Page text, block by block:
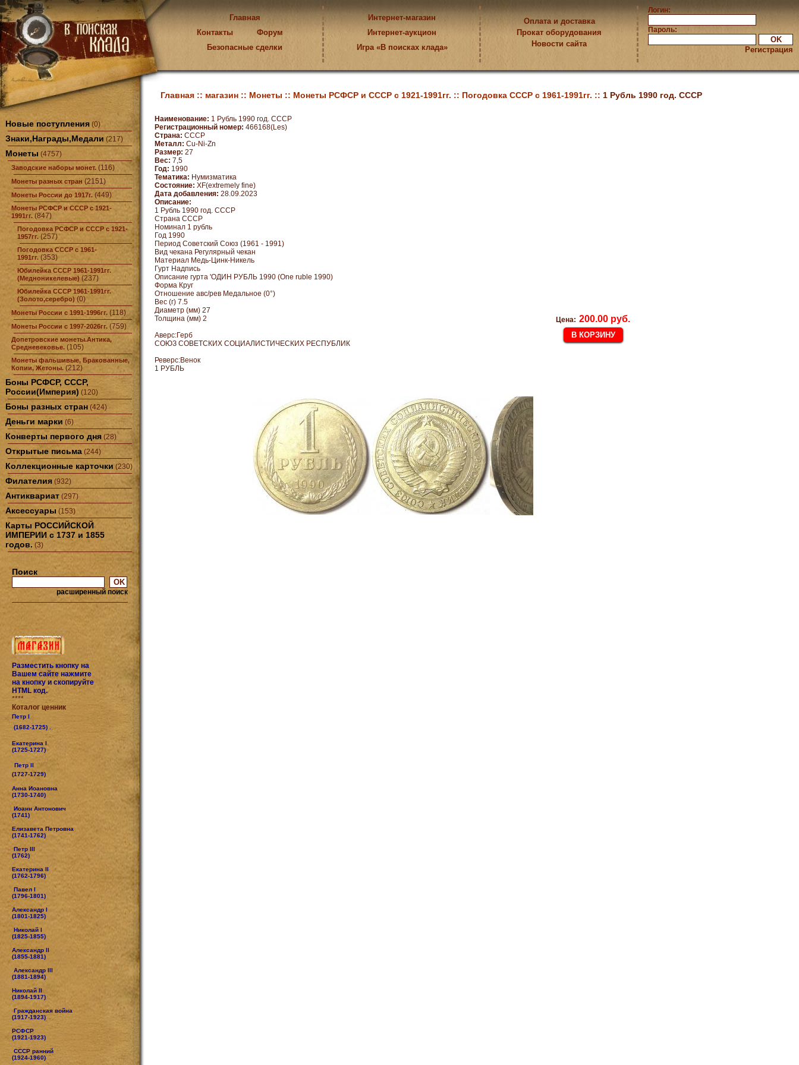
Главная
Контакты
Форум
Безопасные сделки
Интернет-магазин
Интернет-аукцион
Игра «В поисках клада»
Оплата и доставка
Прокат оборудования
Новости сайта
Логин:
Пароль:
Регистрация
Новые поступления (0)
Знаки,Награды,Медали (217)
Монеты (4757)
Заводские наборы монет. (116)
Монеты разных стран (2151)
Монеты России до 1917г. (449)
Монеты РСФСР и СССР с 1921-
1991гг. (847)
Погодовка РСФСР и СССР с 1921-
1957гг. (257)
Погодовка СССР с 1961-
1991гг. (353)
Юбилейка СССР 1961-1991гг.
(Медноникелевые) (237)
Юбилейка СССР 1961-1991гг.
(Золото,серебро) (0)
Монеты России с 1991-1996гг. (118)
Монеты России с 1997-2026гг. (759)
Допетровские монеты.Антика,
Средневековье. (105)
Монеты фальшивые, Бракованные,
Копии, Жетоны. (212)
Боны РСФСР, СССР,
России(Империя) (120)
Боны разных стран (424)
Деньги марки (6)
Конверты первого дня (28)
Открытые письма (244)
Коллекционные карточки (230)
Филателия (932)
Антиквариат (297)
Аксессуары (153)
Карты РОССИЙСКОЙ
ИМПЕРИИ с 1737 и 1855
годов. (3)
Поиск
расширенный поиск
Разместить кнопку на
Вашем сайте нажмите
на кнопку и скопируйте
HTML код.
****
Коталог ценник
Петр I
(1682-1725) .
Екатерина I
(1725-1727)
Петр II
(1727-1729)
Анна Иоановна
(1730-1740)
Иоанн Антонович
(1741)
Елизавета Петровна
(1741-1762)
Петр III
(1762)
Екатерина II
(1762-1796)
Павел I
(1796-1801)
Александр I
(1801-1825)
Николай I
(1825-1855)
Александр II
(1855-1881)
Александр III
(1881-1894)
Николай II
(1894-1917)
Гражданская война
(1917-1923)
РСФСР
(1921-1923)
СССР ранний
(1924-1960)
Главная :: магазин :: Монеты :: Монеты РСФСР и СССР с 1921-1991гг. :: Погодовка СССР с 1961-1991гг. :: 1 Рубль 1990 год. СССР
Наименование: 1 Рубль 1990 год. СССР
Регистрационный номер: 466168(Les)
Страна: СССР
Металл: Cu-Ni-Zn
Размер: 27
Вес: 7,5
Год: 1990
Тематика: Нумизматика
Состояние: XF(extremely fine)
Дата добавления: 28.09.2023
Описание:
1 Рубль 1990 год. СССР
Страна СССР
Номинал 1 рубль
Год 1990
Период Советский Союз (1961 - 1991)
Вид чекана Регулярный чекан
Материал Медь-Цинк-Никель
Гурт Надпись
Описание гурта 'ОДИН РУБЛЬ 1990 (One ruble 1990)
Форма Круг
Отношение авс/рев Медальное (0°)
Вес (г) 7.5
Диаметр (мм) 27
Толщина (мм) 2
Аверс:Герб
СОЮЗ СОВЕТСКИХ СОЦИАЛИСТИЧЕСКИХ РЕСПУБЛИК
Реверс:Венок
1 РУБЛЬ
Цена: 200.00 руб.